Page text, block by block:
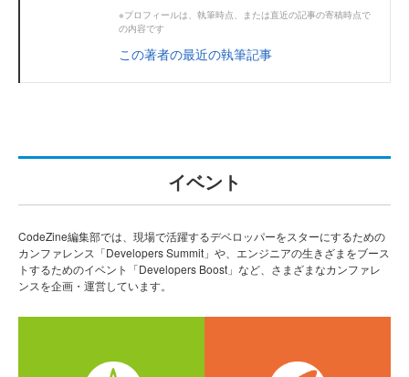
※プロフィールは、執筆時点、または直近の記事の寄稿時点で
の内容です
この著者の最近の執筆記事
イベント
CodeZine編集部では、現場で活躍するデベロッパーをスターにするための
カンファレンス「Developers Summit」や、エンジニアの生きざまをブース
トするためのイベント「Developers Boost」など、さまざまなカンファレ
ンスを企画・運営しています。